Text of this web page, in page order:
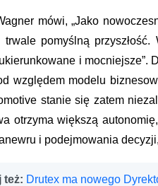
mówi, „Jako
pomyślną
i mocniejsze”.
względem modelu
stanie się zatem
otrzyma większą
i podejmowania
też: Drutex ma nowego